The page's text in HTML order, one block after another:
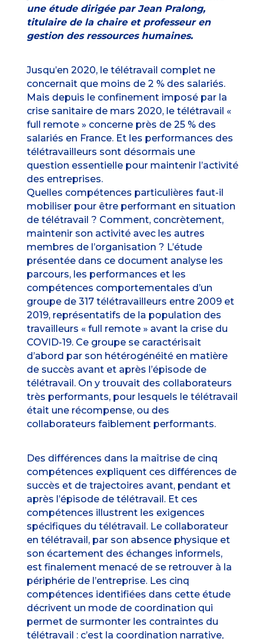
une étude dirigée par Jean Pralong,
titulaire de la chaire et professeur en
gestion des ressources humaines.
Jusqu’en 2020, le télétravail complet ne
concernait que moins de 2 % des salariés.
Mais depuis le confinement imposé par la
crise sanitaire de mars 2020, le télétravail «
full remote » concerne près de 25 % des
salariés en France. Et les performances des
télétravailleurs sont désormais une
question essentielle pour maintenir l’activité
des entreprises.
Quelles compétences particulières faut-il
mobiliser pour être performant en situation
de télétravail ? Comment, concrètement,
maintenir son activité avec les autres
membres de l’organisation ? L’étude
présentée dans ce document analyse les
parcours, les performances et les
compétences comportementales d’un
groupe de 317 télétravailleurs entre 2009 et
2019, représentatifs de la population des
travailleurs « full remote » avant la crise du
COVID-19. Ce groupe se caractérisait
d’abord par son hétérogénéité en matière
de succès avant et après l’épisode de
télétravail. On y trouvait des collaborateurs
très performants, pour lesquels le télétravail
était une récompense, ou des
collaborateurs faiblement performants.
Des différences dans la maîtrise de cinq
compétences expliquent ces différences de
succès et de trajectoires avant, pendant et
après l’épisode de télétravail. Et ces
compétences illustrent les exigences
spécifiques du télétravail. Le collaborateur
en télétravail, par son absence physique et
son écartement des échanges informels,
est finalement menacé de se retrouver à la
périphérie de l’entreprise. Les cinq
compétences identifiées dans cette étude
décrivent un mode de coordination qui
permet de surmonter les contraintes du
télétravail : c’est la coordination narrative,